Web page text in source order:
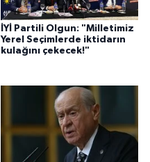
İYİ Partili Olgun: "Milletimiz
Yerel Seçimlerde iktidarın
kulağını çekecek!"